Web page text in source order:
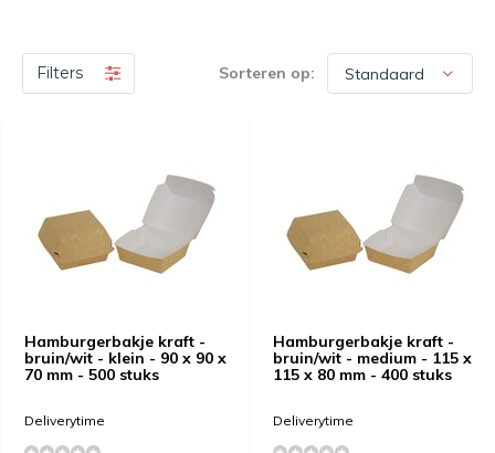
Filters Sorteren op:
Hamburgerbakje kraft -
bruin/wit - klein - 90 x 90 x
70 mm - 500 stuks
Deliverytime
Hamburgerbakje kraft -
bruin/wit - medium - 115 x
115 x 80 mm - 400 stuks
Deliverytime